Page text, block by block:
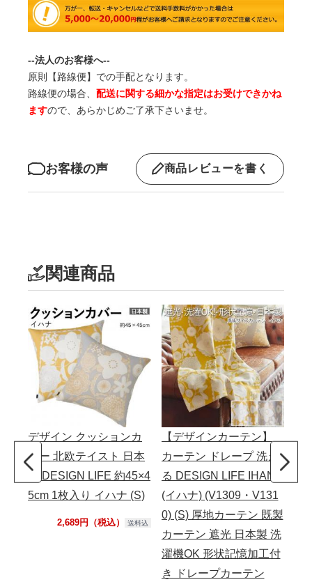
--法人のお客様へ--
原則【路線便】での手配となります。
路線便の場合、 配送に関する細かな指定はお受けできかね
ますので、あらかじめご了承下さいませ。
お客様の声 商品レビューを書く
関連商品
デザイン クッションカ
バー 北欧テイスト 日本
製 DESIGN LIFE 約45×4
5cm 1枚入り イハナ (S)
2,689円（税込） 送料込
【デザインカーテン】
カーテン ドレープ 洗え
る DESIGN LIFE IHANA
(イハナ) (V1309・V131
0) (S) 厚地カーテン 既製
カーテン 遮光 日本製 洗
濯機OK 形状記憶加工付
き ドレープカーテン